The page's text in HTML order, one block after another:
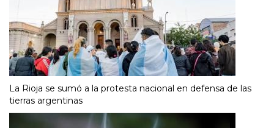
La Rioja se sumó a la protesta nacional en defensa de las
tierras argentinas